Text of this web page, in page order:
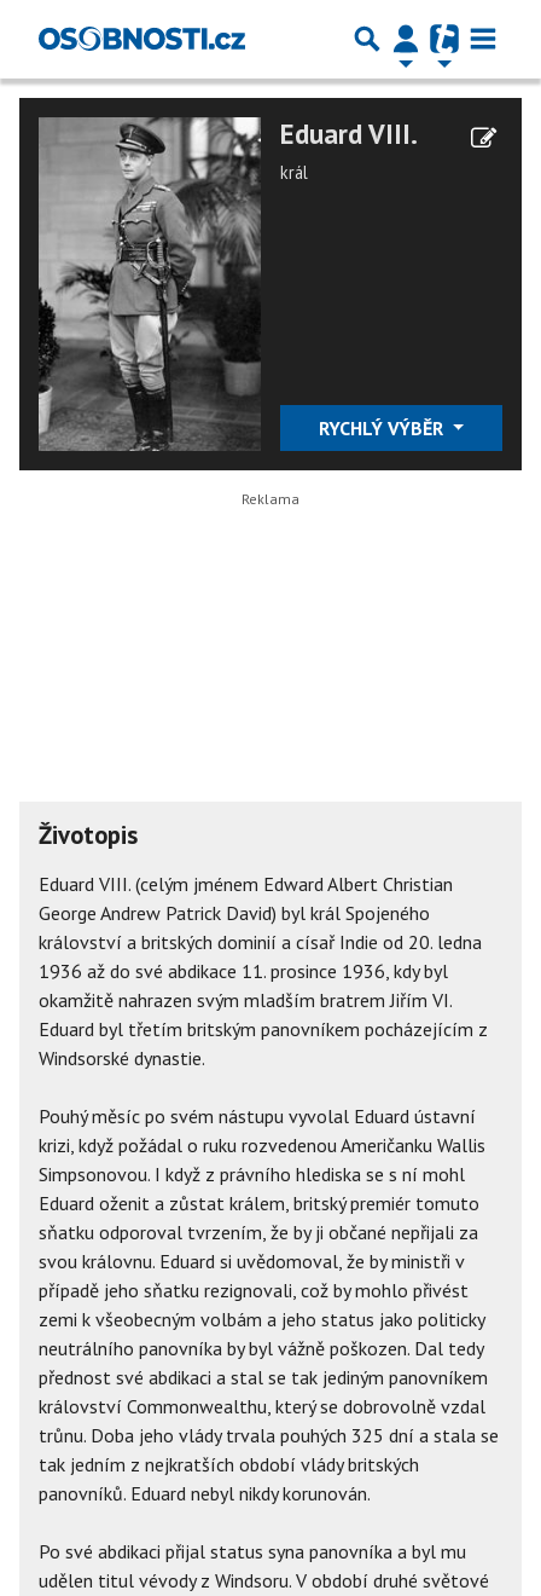
Eduard VIII.
král
RYCHLÝ VÝBĚR
Životopis
Eduard VIII. (celým jménem Edward Albert Christian
George Andrew Patrick David) byl král Spojeného
království a britských dominií a císař Indie od 20. ledna
1936 až do své abdikace 11. prosince 1936, kdy byl
okamžitě nahrazen svým mladším bratrem Jiřím VI.
Eduard byl třetím britským panovníkem pocházejícím z
Windsorské dynastie.
Pouhý měsíc po svém nástupu vyvolal Eduard ústavní
krizi, když požádal o ruku rozvedenou Američanku Wallis
Simpsonovou. I když z právního hlediska se s ní mohl
Eduard oženit a zůstat králem, britský premiér tomuto
sňatku odporoval tvrzením, že by ji občané nepřijali za
svou královnu. Eduard si uvědomoval, že by ministři v
případě jeho sňatku rezignovali, což by mohlo přivést
zemi k všeobecným volbám a jeho status jako politicky
neutrálního panovníka by byl vážně poškozen. Dal tedy
přednost své abdikaci a stal se tak jediným panovníkem
království Commonwealthu, který se dobrovolně vzdal
trůnu. Doba jeho vlády trvala pouhých 325 dní a stala se
tak jedním z nejkratších období vlády britských
panovníků. Eduard nebyl nikdy korunován.
Po své abdikaci přijal status syna panovníka a byl mu
udělen titul vévody z Windsoru. V období druhé světové